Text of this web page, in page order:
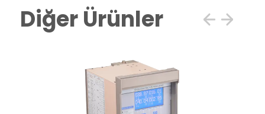
- MODBUS RTU
- IEC60870-5-104
Diğer Ürünler